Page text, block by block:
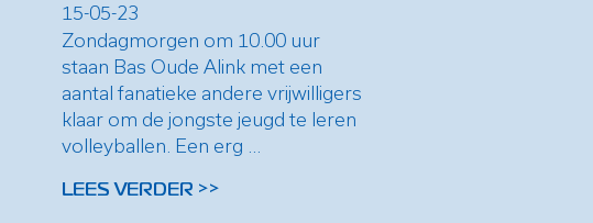
15-05-23
Zondagmorgen om 10.00 uur
staan Bas Oude Alink met een
aantal fanatieke andere vrijwilligers
klaar om de jongste jeugd te leren
volleyballen. Een erg ...
LEES VERDER >>